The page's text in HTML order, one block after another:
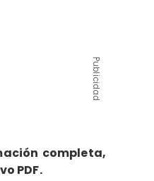
Publicidad
completa,
PDF.